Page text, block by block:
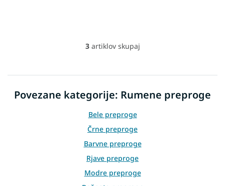
L
t
n
c
o
n
t
r
o
l
3artiklov skupaj
Povezane kategorije: Rumene preproge
Bele preproge
Črne preproge
Barvne preproge
Rjave preproge
Modre preproge